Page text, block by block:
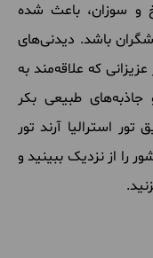
و سوزان، باعث شده
باشد. دیدنیهای
عزیزانی که علاقهمند به
جاذبههای طبیعی بکر
تور استرالیا آرند تور
را از نزدیک ببینید و
.